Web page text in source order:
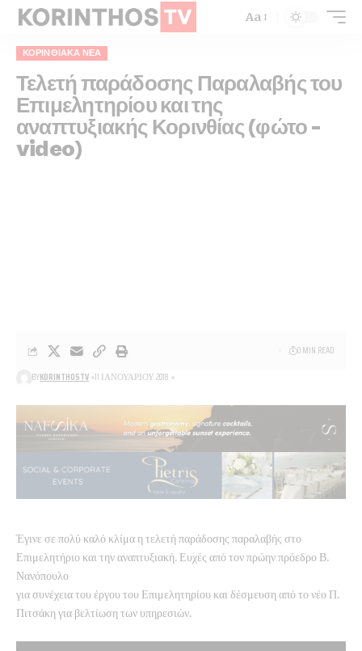
Aa
ΚΟΡΙΝΘΙΑΚΆ ΝΈΑ
Τελετή παράδοσης Παραλαβής του
Επιμελητηρίου και της
αναπτυξιακής Κορινθίας (φώτο –
video)
BYKORINTHOSTV 11 ΙΑΝΟΥΑΡΊΟΥ 2018
0 MIN READ
Έγινε σε πολύ καλό κλίμα η τελετή παράδοσης παραλαβής στο
Επιμελητήριο και την αναπτυξιακή. Ευχές από τον πρώην πρόεδρο Β.
Νανόπουλο
για συνέχεια του έργου του Επιμελητηρίου και δέσμευση από το νέο Π.
Πιτσάκη για βελτίωση των υπηρεσιών.